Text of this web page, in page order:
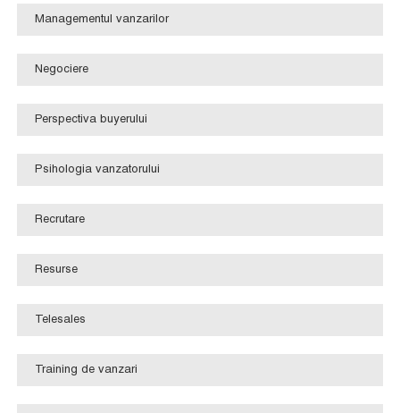
Managementul vanzarilor
Negociere
Perspectiva buyerului
Psihologia vanzatorului
Recrutare
Resurse
Telesales
Training de vanzari